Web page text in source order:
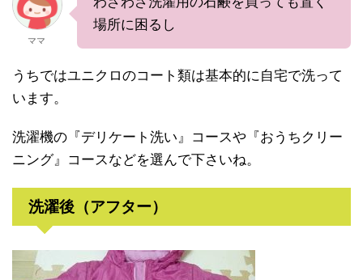
ママ
場所に困るし
うちではユニクロのコート類は基本的に自宅で洗って
います。
洗濯機の『デリケート洗い』コースや『おうちクリー
ニング』コースなどを選んで下さいね。
洗濯後（アフター）